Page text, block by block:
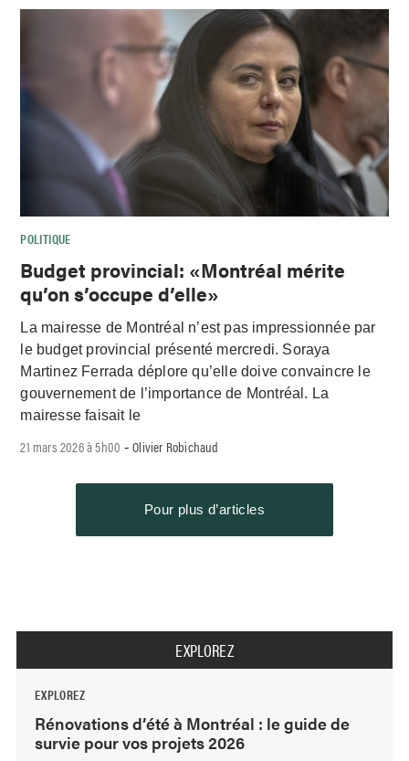
POLITIQUE
Budget provincial: «Montréal mérite
qu’on s’occupe d’elle»
La mairesse de Montréal n’est pas impressionnée par
le budget provincial présenté mercredi. Soraya
Martinez Ferrada déplore qu’elle doive convaincre le
gouvernement de l’importance de Montréal. La
mairesse faisait le
21 mars 2026 à 5h00 -Olivier Robichaud
Pour plus d’articles
EXPLOREZ
EXPLOREZ
Rénovations d’été à Montréal : le guide de
survie pour vos projets 2026